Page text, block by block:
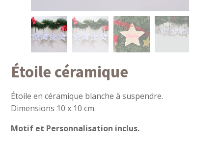
Étoile céramique
Étoile en céramique blanche à suspendre.
Dimensions 10 x 10 cm.
Motif et Personnalisation inclus.